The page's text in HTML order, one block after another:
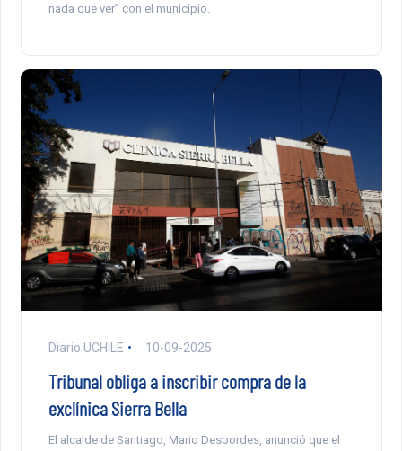
nada que ver” con el municipio.
Diario UCHILE 10-09-2025
Tribunal obliga a inscribir compra de la
exclínica Sierra Bella
El alcalde de Santiago, Mario Desbordes, anunció que el